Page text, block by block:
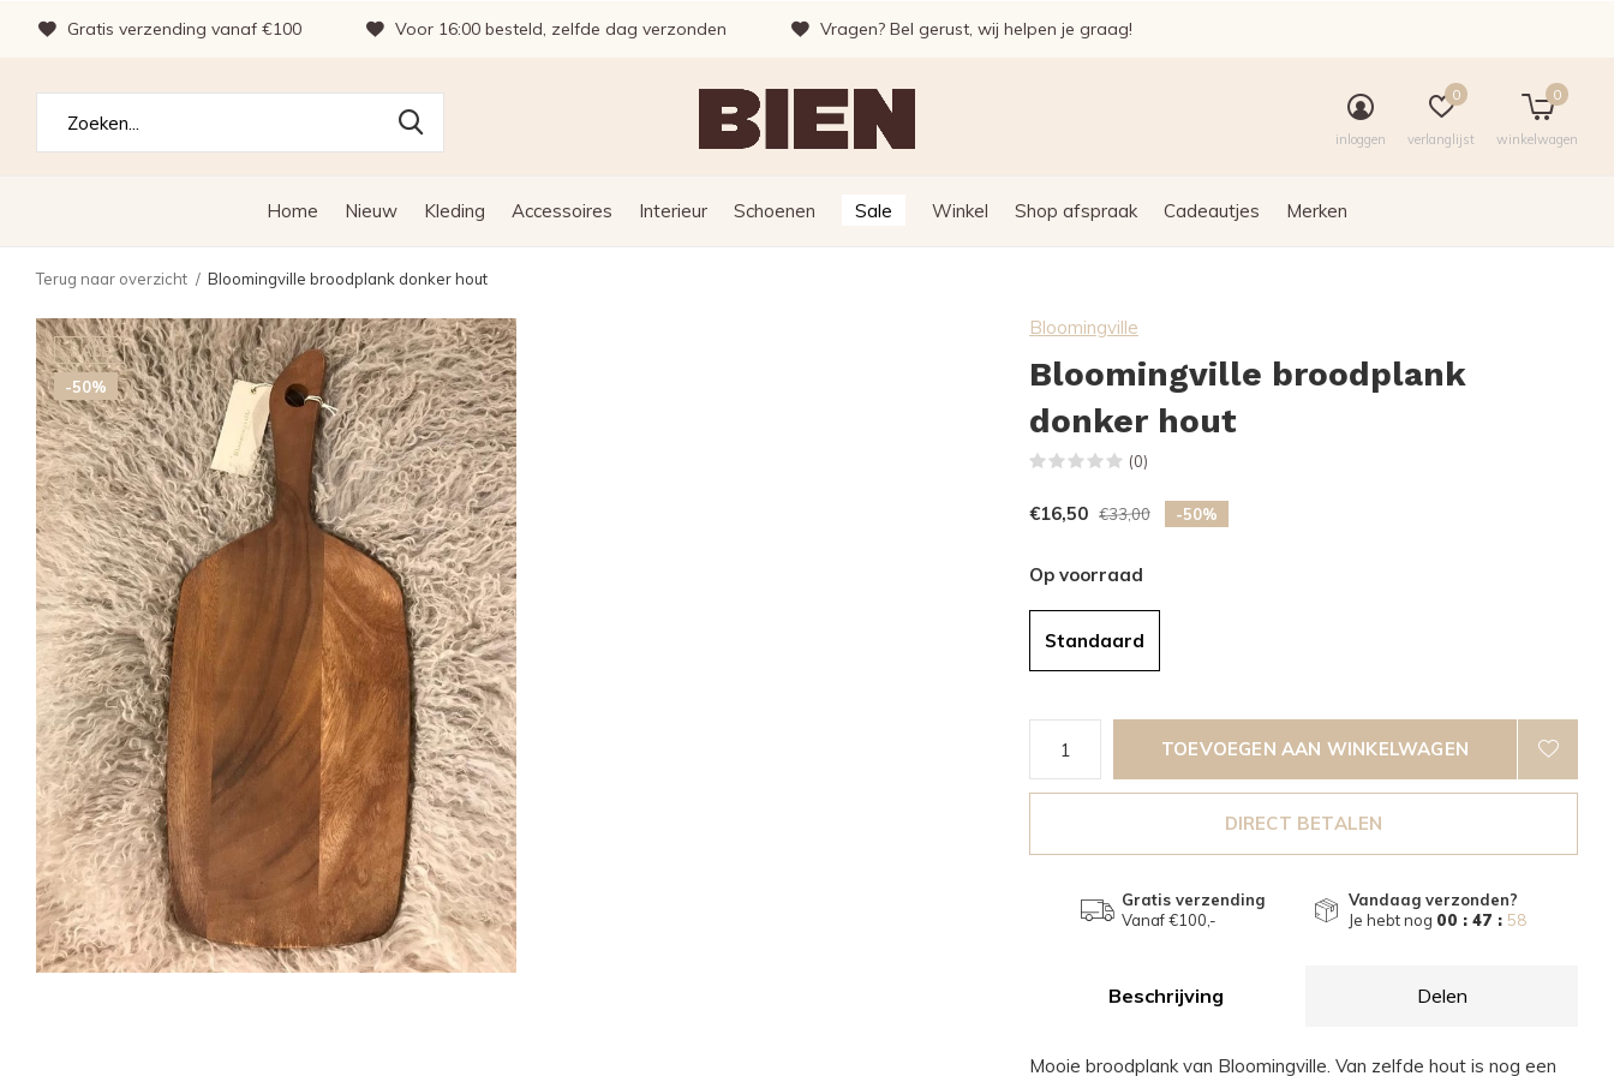
Home Nieuw Kleding Accessoires Interieur Schoenen Sale Winkel Shop afspraak Cadeautjes Merken
inloggen verlanglijst
0
winkelwagen
0
Gratis verzending vanaf €100 Voor 16:00 besteld, zelfde dag verzonden Vragen? Bel gerust, wij helpen je graag!
Terug naar overzicht Bloomingville broodplank donker hout
SALE
-50%
Bloomingville
Bloomingville broodplank
donker hout
(0)
€16,50 €33,00 -50%
Op voorraad
Standaard
TOEVOEGEN AAN WINKELWAGEN
DIRECT BETALEN
Gratis verzending
Vanaf €100,-
Vandaag verzonden?
Je hebt nog 00 : 47 : 57
Beschrijving Delen
Mooie broodplank van Bloomingville. Van zelfde hout is nog een